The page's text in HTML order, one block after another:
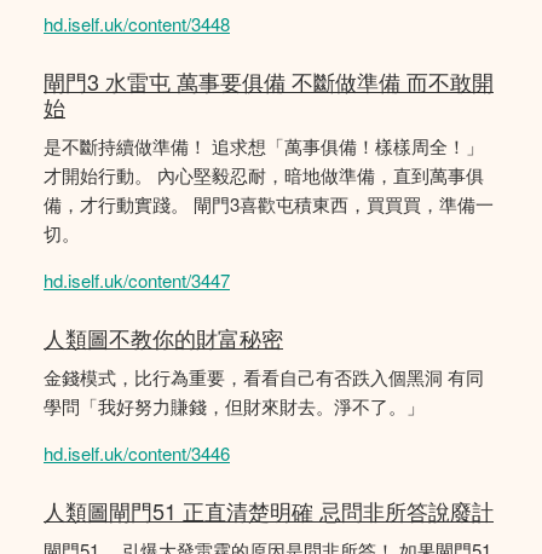
hd.iself.uk/content/3448
閘門3 水雷屯 萬事要俱備 不斷做準備 而不敢開
始
是不斷持續做準備！ 追求想「萬事俱備！樣樣周全！」
才開始行動。 內心堅毅忍耐，暗地做準備，直到萬事俱
備，才行動實踐。 閘門3喜歡屯積東西，買買買，準備一
切。
hd.iself.uk/content/3447
人類圖不教你的財富秘密
金錢模式，比行為重要，看看自己有否跌入個黑洞 有同
學問「我好努力賺錢，但財來財去。淨不了。」
hd.iself.uk/content/3446
人類圖閘門51 正直清楚明確 忌問非所答說廢計